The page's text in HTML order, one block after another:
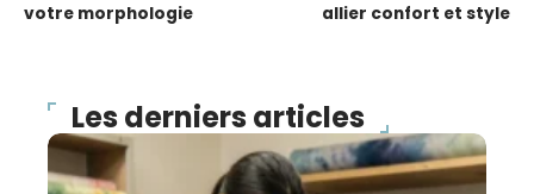
votre morphologie
allier confort et style
Les derniers articles